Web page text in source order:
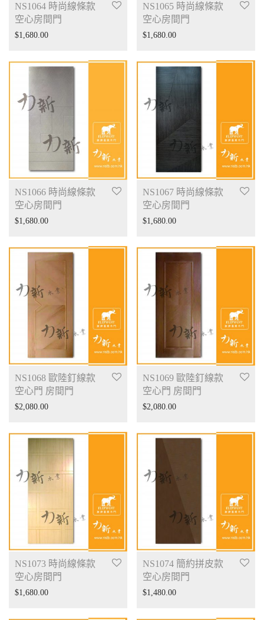
NS1064 時尚線條款
空心房間門
$1,680.00
NS1065 時尚線條款
空心房間門
$1,680.00
NS1066 時尚線條款
空心房間門
$1,680.00
NS1067 時尚線條款
空心房間門
$1,680.00
NS1068 歐陸釘線款
空心門 房間門
$2,080.00
NS1069 歐陸釘線款
空心門 房間門
$2,080.00
NS1073 時尚線條款
空心房間門
$1,680.00
NS1074 簡約拼皮款
空心房間門
$1,480.00